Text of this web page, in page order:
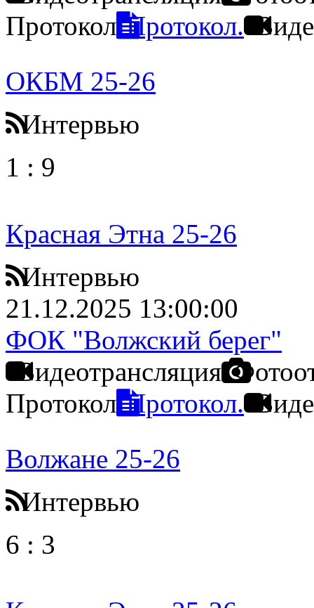
Протокол Протокол.
ОКБМ 25-26
Интервью
1 : 9
Красная Этна 25-26
Интервью
21.12.2025 13:00:00
ФОК "Волжский берег"
Видеотрансляция
Протокол Протокол.
Волжане 25-26
Интервью
6 : 3